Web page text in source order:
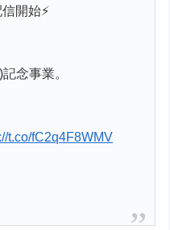
開始⚡
念事業。
t.co/fC2q4F8WMV